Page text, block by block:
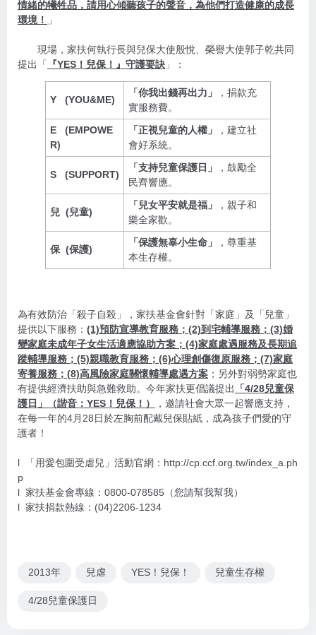
情緒的犧牲品，請用心傾聽孩子的聲音，為他們打造健康的成長
環境！
」
現場，家扶何執行長與兒保大使殷悅、榮譽大使郭子乾共同
提出「
『YES！兒保！』守護要訣 」：
Y (YOU&ME)
「你我出錢再出力」
，捐款充
實服務費。
E (EMPOWE
R)
「正視兒童的人權」
，建立社
會好系統。
S (SUPPORT)
「支持兒童保護日」
，鼓勵全
民齊響應。
兒 (兒童)
「兒女平安就是福」
，親子和
樂全家歡。
保 (保護)
「保護無辜小生命」
，尊重基
本生存權。
為有效防治「殺子自殺」，家扶基金會針對「家庭」及「兒童」
提供以下服務： (1)預防宣導教育服務；(2)到宅輔導服務；(3)婚
變家庭未成年子女生活適應協助方案；(4)家庭處遇服務及長期追
蹤輔導服務；(5)親職教育服務；(6)心理創傷復原服務；(7)家庭
寄養服務；(8)高風險家庭關懷輔導處遇方案 ；另外對弱勢家庭也
有提供經濟扶助與急難救助。今年家扶更倡議提出
「4/28兒童保
護日」（諧音：YES！兒保！）
，邀請社會大眾一起響應支持，
在每一年的4月28日於左胸前配戴兒保貼紙，成為孩子們愛的守
護者！
l 「用愛包圍受虐兒」活動官網：http://cp.ccf.org.tw/index_a.ph
p
l 家扶基金會專線：0800-078585（您請幫我幫我）
l 家扶捐款熱線：(04)2206-1234
2013年 兒虐 YES！兒保！ 兒童生存權
4/28兒童保護日